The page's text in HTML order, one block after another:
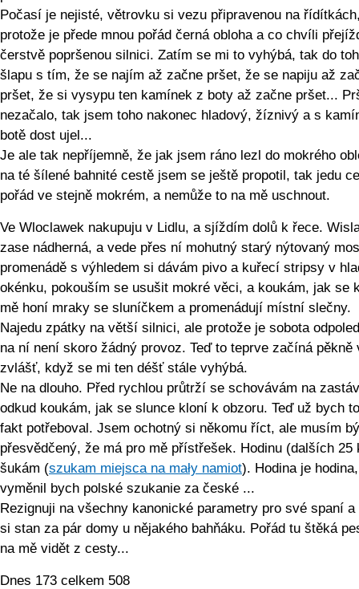
Počasí je nejisté, větrovku si vezu připravenou na
protože je přede mnou pořád černá obloha a co chvíli
čerstvě popršenou silnici. Zatím se mi to vyhýbá, tak do
šlapu s tím, že se najím až začne pršet, že se napiju až
pršet, že si vysypu ten kamínek z boty až začne pršet...
nezačalo, tak jsem toho nakonec hladový, žíznivý a s
botě dost ujel...
Je ale tak nepříjemně, že jak jsem ráno lezl do mokrého
na té šílené bahnité cestě jsem se ještě propotil, tak jedu
pořád ve stejně mokrém, a nemůže to na mě uschnout.
Ve Wloclawek nakupuju v Lidlu, a sjíždím dolů k řece.
zase nádherná, a vede přes ní mohutný starý nýtovaný
promenádě s výhledem si dávám pivo a kuřecí stripsy v
okénku, pokouším se usušit mokré věci, a koukám, jak se
mě honí mraky se sluníčkem a promenádují místní slečny.
Najedu zpátky na větší silnici, ale protože je sobota
na ní není skoro žádný provoz. Teď to teprve začíná pěkně
zvlášť, když se mi ten déšť stále vyhýbá.
Ne na dlouho. Před rychlou průtrží se schovávám na
odkud koukám, jak se slunce kloní k obzoru. Teď už bych
fakt potřeboval. Jsem ochotný si někomu říct, ale musím
přesvědčený, že má pro mě přístřešek. Hodinu (dalších 25
šukám (szukam miejsca na mały namiot). Hodina je
vyměnil bych polské szukanie za české ...
Rezignuji na všechny kanonické parametry pro své spaní
si stan za pár domy u nějakého bahňáku. Pořád tu štěká
na mě vidět z cesty...
Dnes 173 celkem 508